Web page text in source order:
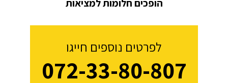
הופכים חלומות למציאות
לפרטים נוספים חייגו
072-33-80-807